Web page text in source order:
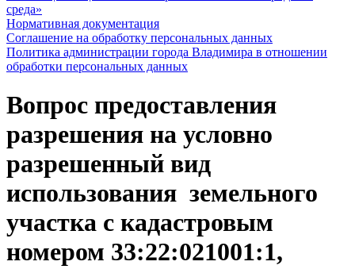
среда»
Нормативная документация
Соглашение на обработку персональных данных
Политика администрации города Владимира в отношении
обработки персональных данных
Вопрос предоставления
разрешения на условно
разрешенный вид
использования земельного
участка с кадастровым
номером 33:22:021001:1,